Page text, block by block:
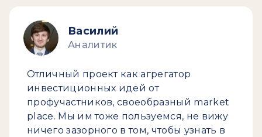
Василий
Аналитик
Отличный проект как агрегатор
инвестиционных идей от
профучастников, своеобразный market
place. Мы им тоже пользуемся, не вижу
ничего зазорного в том, чтобы узнать в